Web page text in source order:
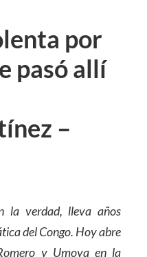
por
pasó allí
–
la verdad, lleva años
del Congo. Hoy abre
y Umoya en la